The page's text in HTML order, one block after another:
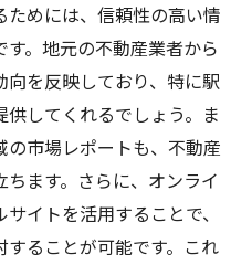
生活の利便性
の選び方
住まい探しの利点
動産の特性
便性を最大化する方法
をつけること
びで重視すべき要素
めには、信頼性の高い情
。地元の不動産業者から
を反映しており、特に駅
してくれるでしょう。ま
市場レポートも、不動産
ます。さらに、オンライ
イトを活用することで、
ることが可能です。これ